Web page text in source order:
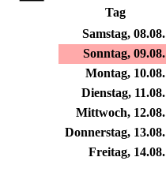
Tag
Samstag, 08.08.
Sonntag, 09.08.
Montag, 10.08.
Dienstag, 11.08.
Mittwoch, 12.08.
Donnerstag, 13.08.
Freitag, 14.08.